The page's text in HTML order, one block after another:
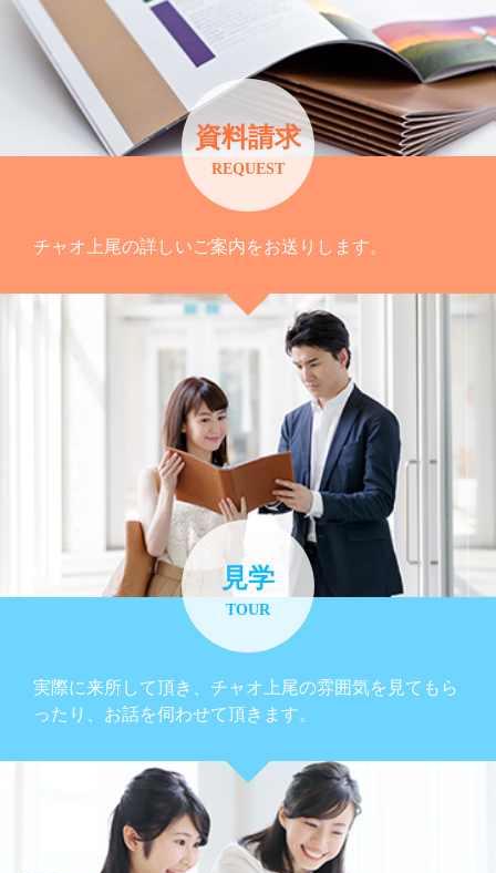
資料請求
REQUEST
チャオ上尾の詳しいご案内をお送りします。
見学
TOUR
実際に来所して頂き、チャオ上尾の雰囲気を見てもら
ったり、お話を伺わせて頂きます。